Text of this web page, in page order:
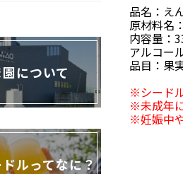
品名：え
原材料名
内容量：
アルコー
品目：果
※シード
※未成年
※妊娠中
について
ルってなに？